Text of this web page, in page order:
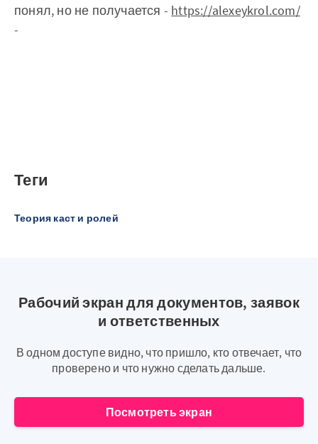
понял, но не получается - https://alexeykrol.com/
-
Теги
Теория каст и ролей
Рабочий экран для документов, заявок
и ответственных
В одном доступе видно, что пришло, кто отвечает, что
проверено и что нужно сделать дальше.
Посмотреть экран